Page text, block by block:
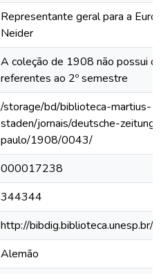
Representante geral para a
Neider
A coleção de 1908 não possui
referentes ao 2º semestre
/storage/bd/biblioteca-martius-
staden/jornais/deutsche-
paulo/1908/0043/
000017238
344344
http://
Alemão